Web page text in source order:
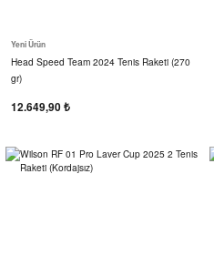
Yeni Ürün
Head Speed Team 2024 Tenis Raketi (270
gr)
12.649,90 ₺